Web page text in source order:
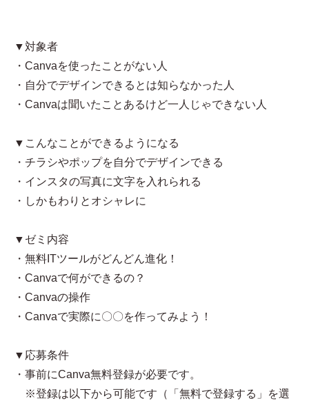
▼対象者
・Canvaを使ったことがない人
・自分でデザインできるとは知らなかった人
・Canvaは聞いたことあるけど一人じゃできない人
▼こんなことができるようになる
・チラシやポップを自分でデザインできる
・インスタの写真に文字を入れられる
・しかもわりとオシャレに
▼ゼミ内容
・無料ITツールがどんどん進化！
・Canvaで何ができるの？
・Canvaの操作
・Canvaで実際に〇〇を作ってみよう！
▼応募条件
・事前にCanva無料登録が必要です。
※登録は以下から可能です（「無料で登録する」を選